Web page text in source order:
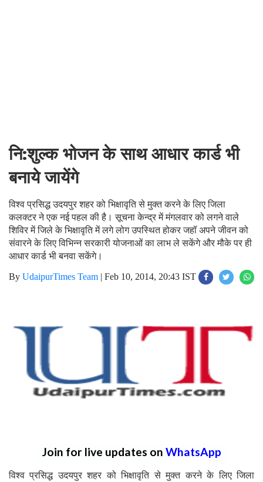
नि:शुल्क भोजन के साथ आधार कार्ड भी
बनाये जायेंगे
विश्व प्रसिद्ध उदयपुर शहर को भिक्षावृति से मुक्त करने के लिए जिला
कलक्टर ने एक नई पहल की है। सूचना केन्द्र में मंगलवार को लगने वाले
शिविर में जिले के भिक्षावृति में लगे लोग उपस्थित होकर जहॉ अपने जीवन को
संवारने के लिए विभिन्न सरकारी योजनाओं का लाभ ले सकेंगे और मौके पर ही
आधार कार्ड भी बनवा सकेंगे।
By UdaipurTimes Team | Feb 10, 2014, 20:43 IST
Join for live updates on WhatsApp
विश्व प्रसिद्ध उदयपुर शहर को भिक्षावृति से मुक्त करने के लिए जिला